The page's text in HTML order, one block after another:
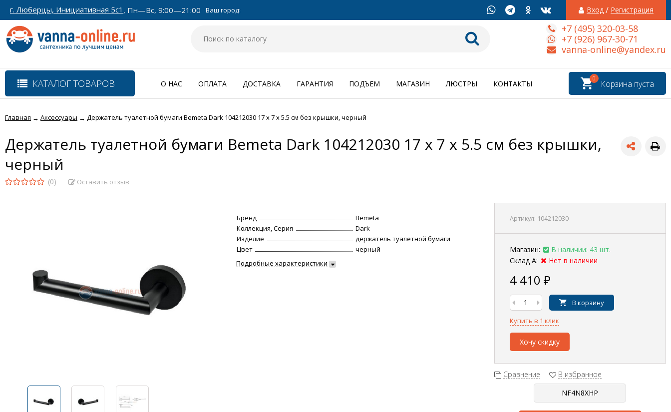
г. Люберцы, Инициативная 5с1 , Пн—Вс, 9:00—21:00 Ваш город: Вход / Регистрация
+7 (495) 320-03-58
+7 (926) 967-30-71
vanna-online@yandex.ru
КАТАЛОГ ТОВАРОВ Корзина пуста
0
О НАС ОПЛАТА ДОСТАВКА ГАРАНТИЯ ПОДЪЕМ МАГАЗИН ЛЮСТРЫ КОНТАКТЫ
Главная → Аксессуары → Держатель туалетной бумаги Bemeta Dark 104212030 17 x 7 x 5.5 см без крышки, черный
Держатель туалетной бумаги Bemeta Dark 104212030 17 x 7 x 5.5 см без крышки,
черный
(0) Оставить отзыв
Артикул: 104212030
Магазин:
В наличии: 43 шт.
Склад А:
Нет в наличии
4 410 ₽
В корзину
Купить в 1 клик
Хочу скидку
Сравнение В избранное
Бренд
Bemeta
Коллекция, Серия
Dark
Изделие
держатель туалетной бумаги
Цвет
черный
Подробные характеристики